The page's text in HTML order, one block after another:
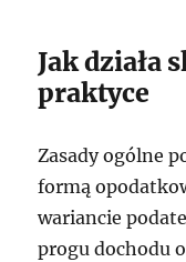
Jak działa
praktyce
Zasady ogólne
formą
wariancie
progu dochodu